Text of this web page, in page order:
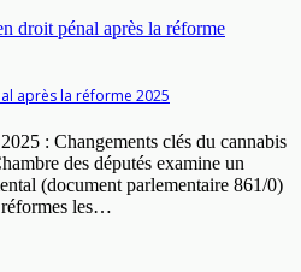
après la réforme 2025
: Changements clés du cannabis
des députés examine un
(document parlementaire 861/0)
réformes les…